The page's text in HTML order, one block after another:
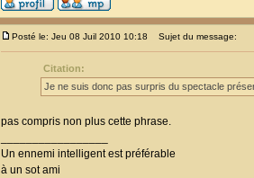
Posté le: Jeu 08 Juil 2010 10:18 Sujet du message:
Citation:
Je ne suis donc pas surpris du spectacle
pas compris non plus cette phrase.
Un ennemi intelligent est préférable
à un sot ami